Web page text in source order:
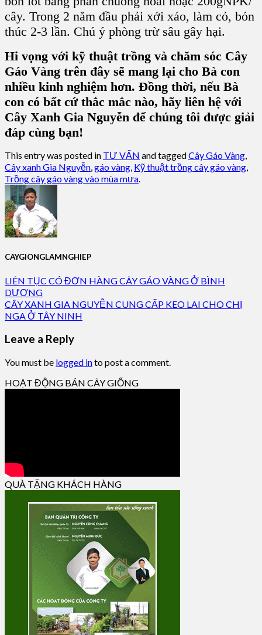
cây. Trong 2 năm đầu phải xới xáo, làm cỏ, bón
thúc 2-3 lần. Chú ý phòng trừ sâu gây hại.
Hi vọng với kỹ thuật trồng và chăm sóc Cây
Gáo Vàng trên đây sẽ mang lại cho Bà con
nhiều kinh nghiệm hơn. Đồng thời, nếu Bà
con có bất cứ thắc mắc nào, hãy liên hệ với
Cây Xanh Gia Nguyễn để chúng tôi được giải
đáp cùng bạn!
This entry was posted in TƯ VẤN and taggedCây Gáo Vàng,
Cây xanh Gia Nguyễn,gáo vàng, Kỹ thuật trồng cây gáo vàng,
Trồng cây gáo vàng vào mùa mưa.
CAYGIONGLAMNGHIEP
LIÊN TỤC CÓ ĐƠN HÀNG CÂY GÁO VÀNG Ở BÌNH
DƯƠNG
CÂY XANH GIA NGUYỄN CUNG CẤP KEO LAI CHO CHỊ
NGA Ở TÂY NINH
Leave a Reply
You must be logged into post a comment.
HOẠT ĐỘNG BÁN CÂY GIỐNG
QUÀ TẶNG KHÁCH HÀNG